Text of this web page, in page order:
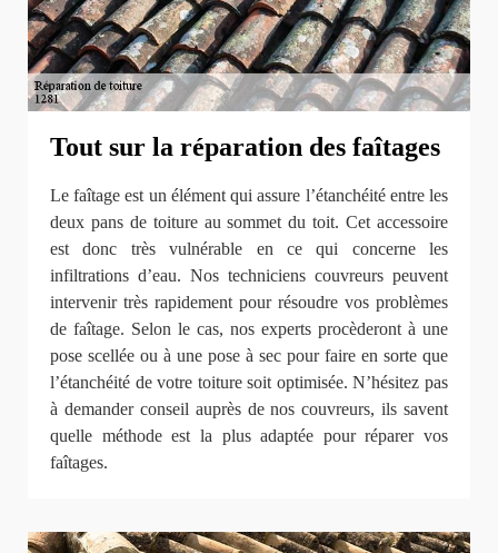
Tout sur la réparation des faîtages
Le faîtage est un élément qui assure l’étanchéité entre les
deux pans de toiture au sommet du toit. Cet accessoire
est donc très vulnérable en ce qui concerne les
infiltrations d’eau. Nos techniciens couvreurs peuvent
intervenir très rapidement pour résoudre vos problèmes
de faîtage. Selon le cas, nos experts procèderont à une
pose scellée ou à une pose à sec pour faire en sorte que
l’étanchéité de votre toiture soit optimisée. N’hésitez pas
à demander conseil auprès de nos couvreurs, ils savent
quelle méthode est la plus adaptée pour réparer vos
faîtages.